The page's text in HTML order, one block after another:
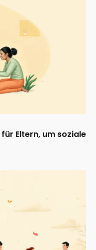
Eltern, um soziale